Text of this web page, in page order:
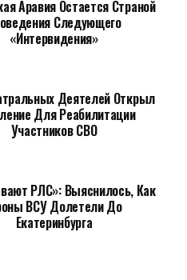
Аравия Остается Страной
Следующего
«Интервидения»
Деятелей Открыл
Для Реабилитации
Участников СВО
РЛС»: Выяснилось, Как
ВСУ Долетели До
Екатеринбурга